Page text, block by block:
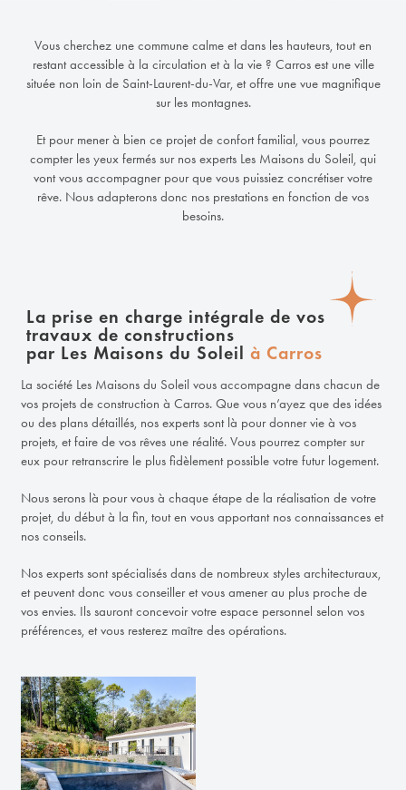
Vous cherchez une commune calme et dans les hauteurs, tout en
restant accessible à la circulation et à la vie ? Carros est une ville
située non loin de Saint-Laurent-du-Var, et offre une vue magnifique
sur les montagnes.
Et pour mener à bien ce projet de confort familial, vous pourrez
compter les yeux fermés sur nos experts Les Maisons du Soleil, qui
vont vous accompagner pour que vous puissiez concrétiser votre
rêve. Nous adapterons donc nos prestations en fonction de vos
besoins.
La prise en charge intégrale de vos
travaux de constructions
par Les Maisons du Soleil à Carros
La société Les Maisons du Soleil vous accompagne dans chacun de
vos projets de construction à Carros. Que vous n’ayez que des idées
ou des plans détaillés, nos experts sont là pour donner vie à vos
projets, et faire de vos rêves une réalité. Vous pourrez compter sur
eux pour retranscrire le plus fidèlement possible votre futur logement.
Nous serons là pour vous à chaque étape de la réalisation de votre
projet, du début à la fin, tout en vous apportant nos connaissances et
nos conseils.
Nos experts sont spécialisés dans de nombreux styles architecturaux,
et peuvent donc vous conseiller et vous amener au plus proche de
vos envies. Ils sauront concevoir votre espace personnel selon vos
préférences, et vous resterez maître des opérations.